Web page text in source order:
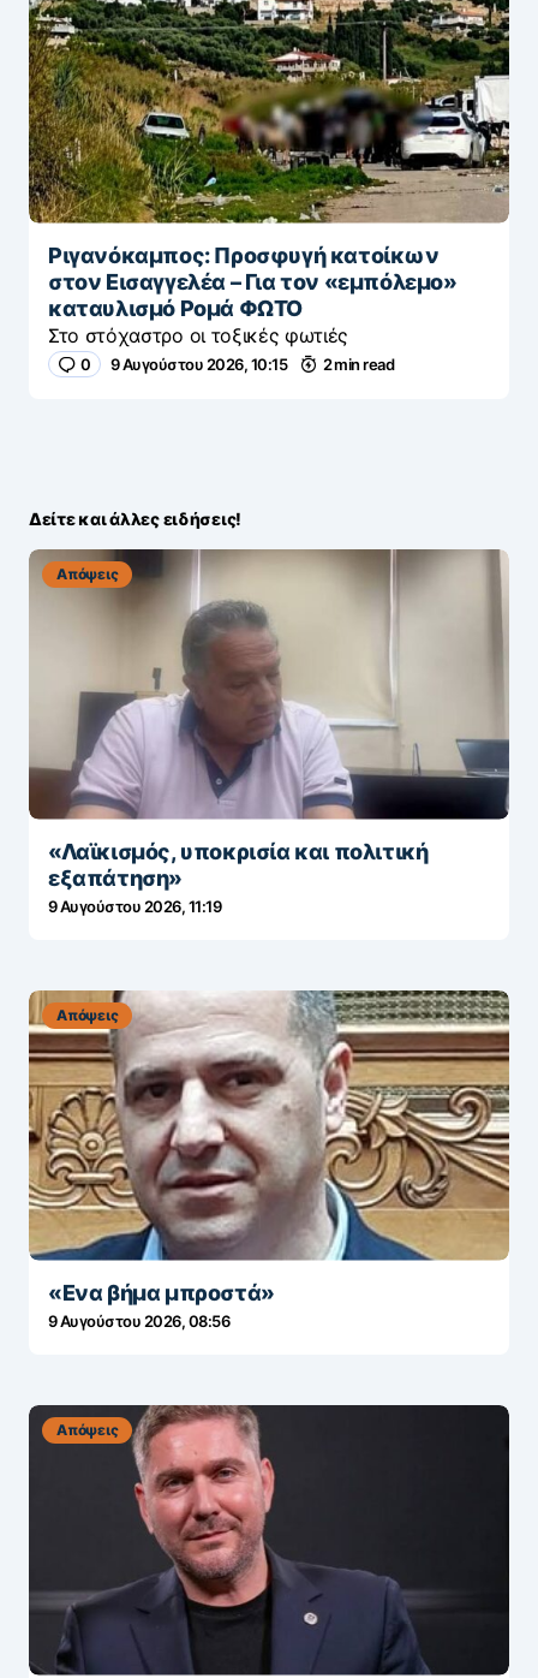
Ριγανόκαμπος: Προσφυγή κατοίκων
στον Εισαγγελέα – Για τον «εμπόλεμο»
καταυλισμό Ρομά ΦΩΤΟ
Στο στόχαστρο οι τοξικές φωτιές
0 9 Αυγούστου 2026, 10:15 2 min read
Δείτε και άλλες ειδήσεις!
Απόψεις
«Λαϊκισμός, υποκρισία και πολιτική
εξαπάτηση»
9 Αυγούστου 2026, 11:19
Απόψεις
«Ενα βήμα μπροστά»
9 Αυγούστου 2026, 08:56
Απόψεις